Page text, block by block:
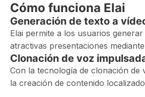
Cómo funciona Elai
Generación de texto a
Elai permite a los usuarios
atractivas presentaciones
Clonación de voz
Con la tecnología de clonación de
la creación de contenido